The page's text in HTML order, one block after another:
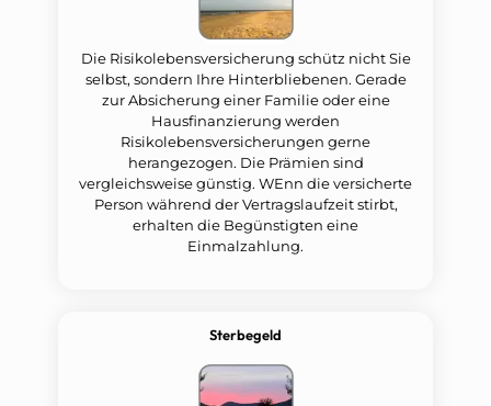
Die Risikolebensversicherung schütz nicht Sie
selbst, sondern Ihre Hinterbliebenen. Gerade
zur Absicherung einer Familie oder eine
Hausfinanzierung werden
Risikolebensversicherungen gerne
herangezogen. Die Prämien sind
vergleichsweise günstig. WEnn die versicherte
Person während der Vertragslaufzeit stirbt,
erhalten die Begünstigten eine
Einmalzahlung.
Sterbegeld